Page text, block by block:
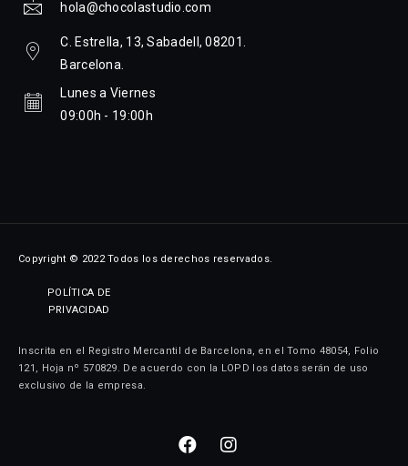
hola@chocolastudio.com
C. Estrella, 13, Sabadell, 08201.
Barcelona.
Lunes a Viernes
09:00h - 19:00h
Copyright © 2022 Todos los derechos reservados.
POLÍTICA DE
PRIVACIDAD
Inscrita en el Registro Mercantil de Barcelona, en el Tomo 48054, Folio
121, Hoja nº 570829. De acuerdo con la LOPD los datos serán de uso
exclusivo de la empresa.